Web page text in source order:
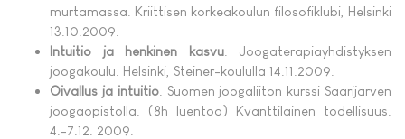
murtamassa. Kriittisen korkeakoulun filosofiklubi, Helsinki
13.10.2009.
Intuitio ja henkinen kasvu. Joogaterapiayhdistyksen
joogakoulu. Helsinki, Steiner-koululla 14.11.2009.
Oivallus ja intuitio. Suomen joogaliiton kurssi Saarijärven
joogaopistolla. (8h luentoa) Kvanttilainen todellisuus.
4.-7.12. 2009.